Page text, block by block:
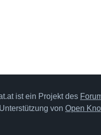
ist ein Projekt des
von Open